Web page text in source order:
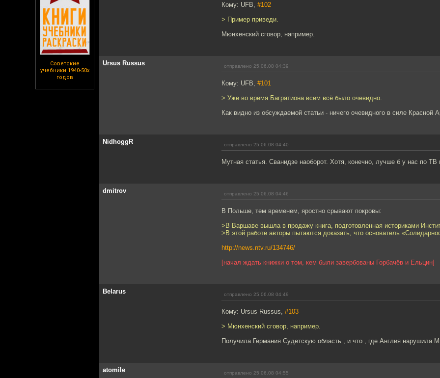
Советские
учебники 1940-50х
годов
Кому: UFB, #102
> Пример приведи.
Мюнхенский сговор, например.
Ursus Russus отправлено 25.06.08 04:39
Кому: UFB, #101
> Уже во время Багратиона всем всё было очевидно.
Как видно из обсуждаемой статьи - ничего очевидного в силе
NidhoggR отправлено 25.06.08 04:40
Мутная статья. Сванидзе наоборот. Хотя, конечно, лучше б у нас по ТВ
dmitrov отправлено 25.06.08 04:46
В Польше, тем временем, яростно срывают покровы:
>В Варшаве вышла в продажу книга, подготовленная историками
>В этой работе авторы пытаются доказать, что основатель
http://news.ntv.ru/134746/
[начал ждать книжки о том, кем были завербованы Горбачёв и Ельцин]
Belarus отправлено 25.06.08 04:49
Кому: Ursus Russus, #103
> Мюнхенский сговор, например.
Получила Германия Судетскую область , и что , где Англия нарушила
atomile отправлено 25.06.08 04:55